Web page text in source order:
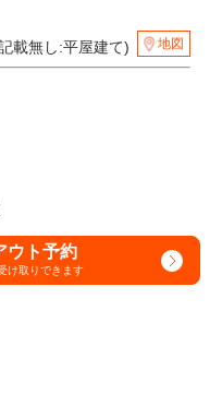
載無し:平屋建て)
地図
ウト予約
け取りできます